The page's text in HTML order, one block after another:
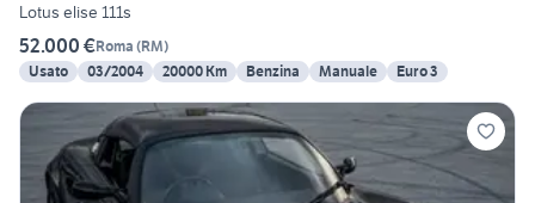
Lotus elise 111s
52.000 €Roma (RM)
Usato
03/2004 20000 Km Benzina Manuale Euro 3